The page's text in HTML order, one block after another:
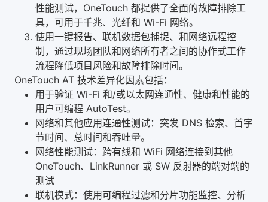
性能测试，OneTouch 都提供了全面的故障排除工
具，可用于千兆、光纤和 Wi-Fi 网络。
使用一键报告、联机数据包捕捉、和网络远程控
制，通过现场团队和网络所有者之间的协作式工作
流程降低项目风险和故障排除时间。
OneTouch AT 技术差异化因素包括：
用于验证 Wi-Fi 和/或以太网连通性、健康和性能的
用户可编程 AutoTest。
网络和其他应用连通性测试：突发 DNS 检索、首字
节时间、总时间和吞吐量。
网络性能测试：跨有线和 WiFi 网络连接到其他
OneTouch、LinkRunner 或 SW 反射器的端对端的
测试
联机模式：使用可编程过滤和分片功能监控、分析